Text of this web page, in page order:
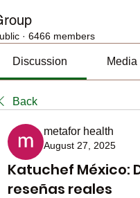
· 6466 members
Discussion Media
Back
metafor health
August 27, 2025
Katuchef México:
reseñas reales